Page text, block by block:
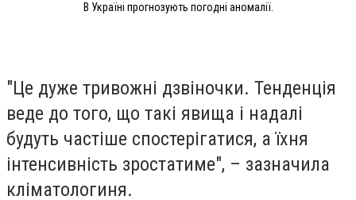
В Україні прогнозують погодні аномалії.
"Це дуже тривожні дзвіночки. Тенденція
веде до того, що такі явища і надалі
будуть частіше спостерігатися, а їхня
інтенсивність зростатиме", – зазначила
кліматологиня.